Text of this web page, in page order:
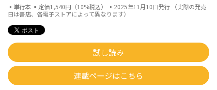
▪単行本 ▪定価1,540円（10%税込） ▪2025年11月10日発行 （実際の発売
日は書店、各電子ストアによって異なります）
試し読み
連載ページはこちら